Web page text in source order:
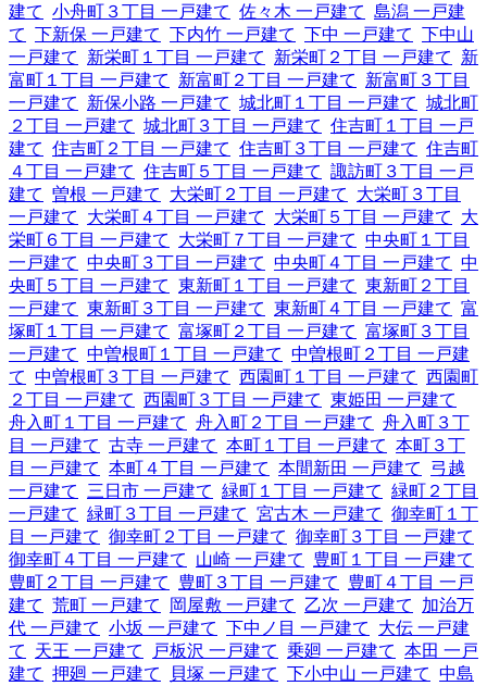
建て 小舟町３丁目 一戸建て 佐々木 一戸建て 島潟 一戸建
て 下新保 一戸建て 下内竹 一戸建て 下中 一戸建て 下中山
一戸建て
新栄町１丁目 一戸建て 新栄町２丁目 一戸建て
新
富町１丁目 一戸建て
新富町２丁目 一戸建て
新富町３丁目
一戸建て
新保小路 一戸建て 城北町１丁目 一戸建て 城北町
２丁目 一戸建て 城北町３丁目 一戸建て 住吉町１丁目 一戸
建て 住吉町２丁目 一戸建て 住吉町３丁目 一戸建て 住吉町
４丁目 一戸建て 住吉町５丁目 一戸建て 諏訪町３丁目 一戸
建て 曽根 一戸建て 大栄町２丁目 一戸建て
大栄町３丁目
一戸建て
大栄町４丁目 一戸建て 大栄町５丁目 一戸建て
大
栄町６丁目 一戸建て
大栄町７丁目 一戸建て 中央町１丁目
一戸建て 中央町３丁目 一戸建て 中央町４丁目 一戸建て 中
央町５丁目 一戸建て 東新町１丁目 一戸建て 東新町２丁目
一戸建て 東新町３丁目 一戸建て 東新町４丁目 一戸建て 富
塚町１丁目 一戸建て 富塚町２丁目 一戸建て 富塚町３丁目
一戸建て 中曽根町１丁目 一戸建て 中曽根町２丁目 一戸建
て 中曽根町３丁目 一戸建て 西園町１丁目 一戸建て 西園町
２丁目 一戸建て 西園町３丁目 一戸建て 東姫田 一戸建て
舟入町１丁目 一戸建て 舟入町２丁目 一戸建て 舟入町３丁
目 一戸建て 古寺 一戸建て 本町１丁目 一戸建て 本町３丁
目 一戸建て 本町４丁目 一戸建て 本間新田 一戸建て
弓越
一戸建て
三日市 一戸建て 緑町１丁目 一戸建て 緑町２丁目
一戸建て 緑町３丁目 一戸建て 宮古木 一戸建て 御幸町１丁
目 一戸建て 御幸町２丁目 一戸建て 御幸町３丁目 一戸建て
御幸町４丁目 一戸建て
山崎 一戸建て
豊町１丁目 一戸建て
豊町２丁目 一戸建て
豊町３丁目 一戸建て
豊町４丁目 一戸
建て 荒町 一戸建て 岡屋敷 一戸建て 乙次 一戸建て
加治万
代 一戸建て 小坂 一戸建て 下中ノ目 一戸建て
大伝 一戸建
て
天王 一戸建て 戸板沢 一戸建て 乗廻 一戸建て 本田 一戸
建て 押廻 一戸建て 貝塚 一戸建て 下小中山 一戸建て 中島